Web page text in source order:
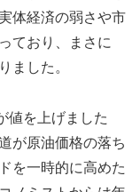
体経済の弱さや市
ており、まさに
ました。
値を上げました
が原油価格の落ち
を一時的に高めた